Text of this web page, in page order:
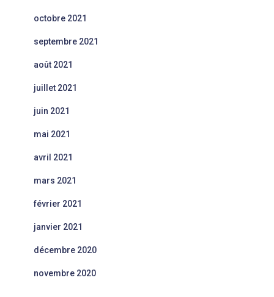
octobre 2021
septembre 2021
août 2021
juillet 2021
juin 2021
mai 2021
avril 2021
mars 2021
février 2021
janvier 2021
décembre 2020
novembre 2020